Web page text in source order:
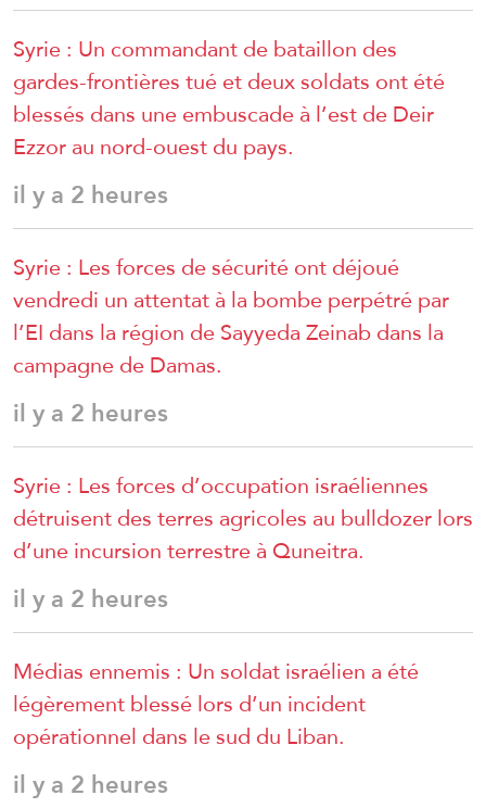
Syrie : Un commandant de bataillon des
gardes-frontières tué et deux soldats ont été
blessés dans une embuscade à l’est de Deir
Ezzor au nord-ouest du pays.
il y a 2 heures
Syrie : Les forces de sécurité ont déjoué
vendredi un attentat à la bombe perpétré par
l’EI dans la région de Sayyeda Zeinab dans la
campagne de Damas.
il y a 2 heures
Syrie : Les forces d’occupation israéliennes
détruisent des terres agricoles au bulldozer lors
d’une incursion terrestre à Quneitra.
il y a 2 heures
Médias ennemis : Un soldat israélien a été
légèrement blessé lors d’un incident
opérationnel dans le sud du Liban.
il y a 2 heures